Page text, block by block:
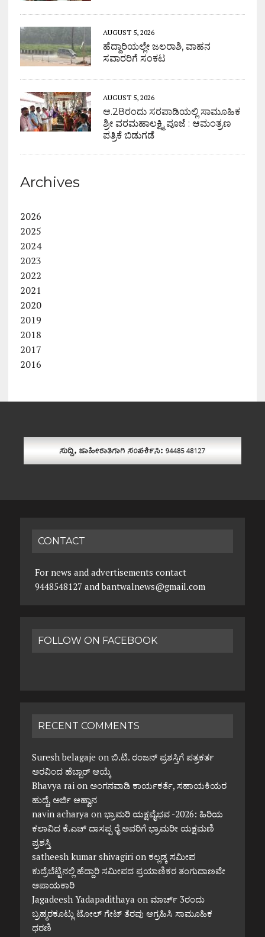
AUGUST 5, 2026
ಹೆದ್ದಾರಿಯಲ್ಲೇ ಜಲರಾಶಿ, ವಾಹನ
ಸವಾರರಿಗೆ ಸಂಕಟ
AUGUST 5, 2026
ಆ.28ರಂದು ಸರಪಾಡಿಯಲ್ಲಿ ಸಾಮೂಹಿಕ
ಶ್ರೀ ವರಮಹಾಲಕ್ಷ್ಮಿ ಪೂಜೆ : ಆಮಂತ್ರಣ
ಪತ್ರಿಕೆ ಬಿಡುಗಡೆ
Archives
2026
2025
2024
2023
2022
2021
2020
2019
2018
2017
2016
CONTACT
For news and advertisements contact
9448548127 and bantwalnews@gmail.com
FOLLOW ON FACEBOOK
RECENT COMMENTS
Suresh belagaje on ಬಿ.ಟಿ. ರಂಜನ್ ಪ್ರಶಸ್ತಿಗೆ ಪತ್ರಕರ್ತ
ಅರವಿಂದ ಹೆಬ್ಬಾರ್ ಆಯ್ಕೆ
Bhavya raion ಅಂಗನವಾಡಿ ಕಾರ್ಯಕರ್ತೆ, ಸಹಾಯಕಿಯರ
ಹುದ್ದೆ, ಅರ್ಜಿ ಆಹ್ವಾನ
navin acharya on ಭ್ರಾಮರಿ ಯಕ್ಷವೈಭವ -2026: ಹಿರಿಯ
ಕಲಾವಿದ ಕೆ.ಎಚ್ ದಾಸಪ್ಪ ರೈ ಅವರಿಗೆ ಭ್ರಾಮರೀ ಯಕ್ಷಮಣಿ
ಪ್ರಶಸ್ತಿ
satheesh kumar shivagirion ಕಲ್ಲಡ್ಕ ಸಮೀಪ
ಕುದ್ರೆಬೆಟ್ಟಿನಲ್ಲಿ ಹೆದ್ದಾರಿ ಸಮೀಪದ ಪ್ರಯಾಣಿಕರ ತಂಗುದಾಣವೇ
ಅಪಾಯಕಾರಿ
Jagadeesh Yadapadithaya on ಮಾರ್ಚ್ 3ರಂದು
ಬ್ರಹ್ಮರಕೂಟ್ಲು ಟೋಲ್ ಗೇಟ್ ತೆರವು ಆಗ್ರಹಿಸಿ ಸಾಮೂಹಿಕ
ಧರಣಿ